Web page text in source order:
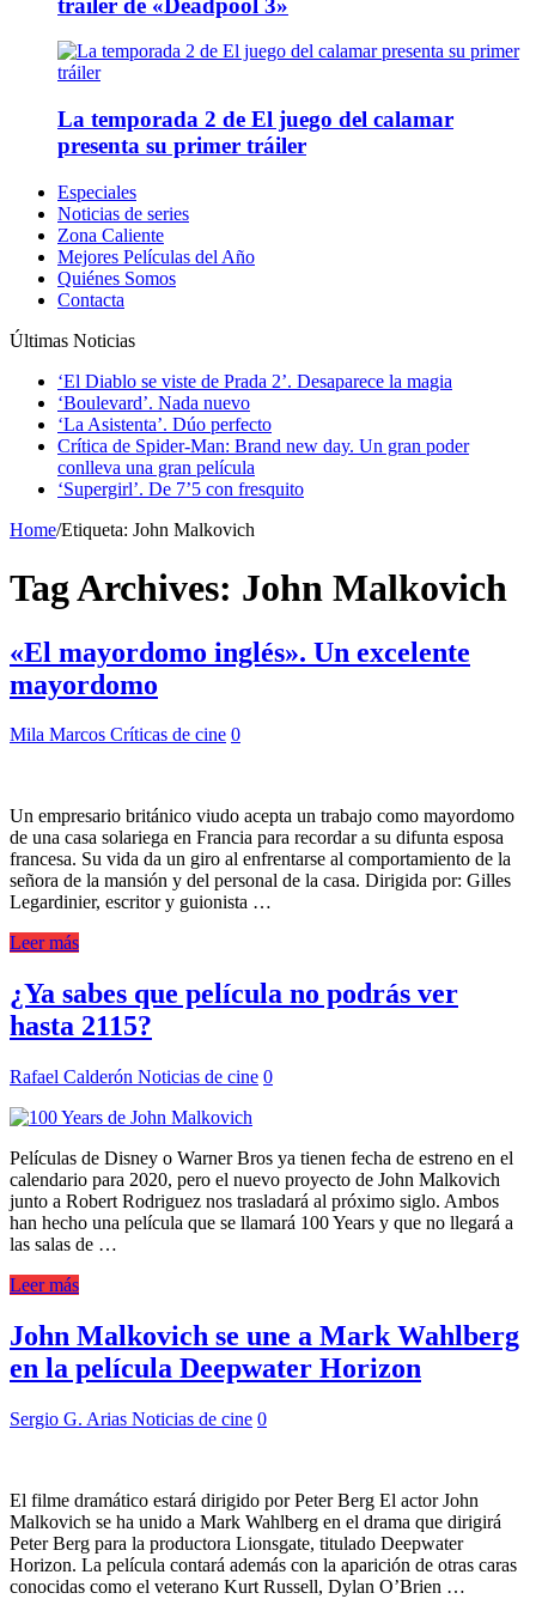
La temporada 2 de El juego del calamar
presenta su primer tráiler
Especiales
Noticias de series
Zona Caliente
Mejores Películas del Año
Quiénes Somos
Contacta
Últimas Noticias
‘El Diablo se viste de Prada 2’. Desaparece la magia
‘Boulevard’. Nada nuevo
‘La Asistenta’. Dúo perfecto
Crítica de Spider-Man: Brand new day. Un gran poder
conlleva una gran película
‘Supergirl’. De 7’5 con fresquito
Home/Etiqueta: John Malkovich
Tag Archives: John Malkovich
«El mayordomo inglés». Un excelente
mayordomo
Mila Marcos Críticas de cine 0
Un empresario británico viudo acepta un trabajo como mayordomo
de una casa solariega en Francia para recordar a su difunta esposa
francesa. Su vida da un giro al enfrentarse al comportamiento de la
señora de la mansión y del personal de la casa. Dirigida por: Gilles
Legardinier, escritor y guionista …
Leer más
¿Ya sabes que película no podrás ver
hasta 2115?
Rafael Calderón Noticias de cine 0
Películas de Disney o Warner Bros ya tienen fecha de estreno en el
calendario para 2020, pero el nuevo proyecto de John Malkovich
junto a Robert Rodriguez nos trasladará al próximo siglo. Ambos
han hecho una película que se llamará 100 Years y que no llegará a
las salas de …
Leer más
John Malkovich se une a Mark Wahlberg
en la película Deepwater Horizon
Sergio G. Arias Noticias de cine 0
El filme dramático estará dirigido por Peter Berg El actor John
Malkovich se ha unido a Mark Wahlberg en el drama que dirigirá
Peter Berg para la productora Lionsgate, titulado Deepwater
Horizon. La película contará además con la aparición de otras caras
conocidas como el veterano Kurt Russell, Dylan O’Brien …